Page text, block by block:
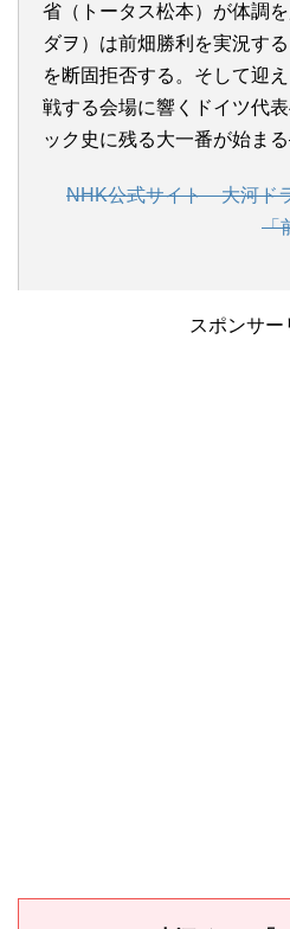
省（トータス松本）が体調
ダヲ）は前畑勝利を実況す
を断固拒否する。そして迎
戦する会場に響くドイツ代
ック史に残る大一番が始ま
NHK公式サイト 大河ド
「
スポンサー